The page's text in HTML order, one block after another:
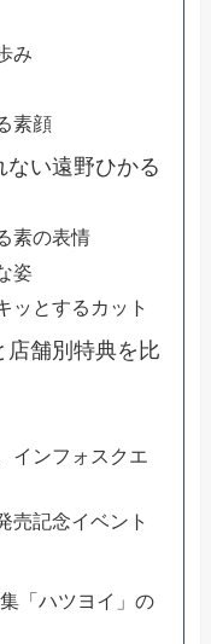
み
素顔
ない遠野ひかる
素の表情
姿
ッとするカット
店舗別特典を比
インフォスクエ
売記念イベント
「ハツヨイ」の